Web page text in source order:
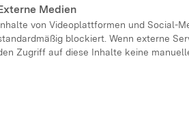
Medien
von Videoplattformen und Social-
blockiert. Wenn externe
Zugriff auf diese Inhalte keine